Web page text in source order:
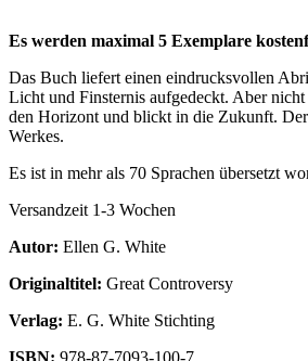
Es werden maximal 5 Exemplare
Das Buch liefert einen eindrucksvollen
Licht und Finsternis aufgedeckt. Aber
den Horizont und blickt in die Zukunft.
Werkes.
Es ist in mehr als 70 Sprachen übersetzt
Versandzeit 1-3 Wochen
Autor: Ellen G. White
Originaltitel: Great Controversy
Verlag: E. G. White Stichting